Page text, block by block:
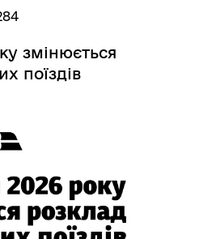
змінюється
поїздів